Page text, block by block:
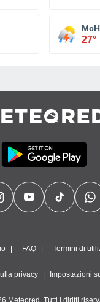
27°
FAQ Termini di
privacy Impostazioni
Meteored. Tutti i diritti